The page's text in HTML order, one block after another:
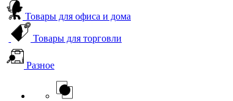
Товары для офиса и дома
Товары для торговли
Разное